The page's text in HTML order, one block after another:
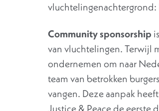
Community sponsorship
van vluchtelingen. Terwijl
ondernemen om naar
team van betrokken
vangen. Deze aanpak